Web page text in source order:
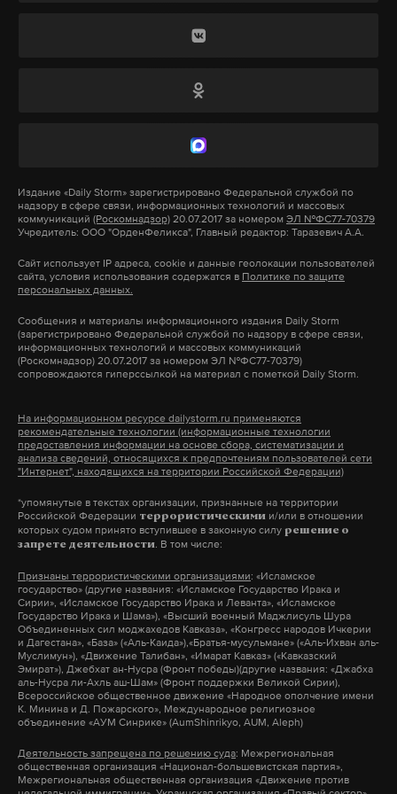
Подпишитесь на Daily Storm в
Telegram
Дзен VK
#санкт-петербург # мошенники #рф
Издание «Daily Storm» зарегистрировано Федеральной службой по
надзору в сфере связи, информационных технологий и массовых
коммуникаций (Роскомнадзор) 20.07.2017 за номером ЭЛ №ФС77-70379
Учредитель: ООО "ОрденФеликса", Главный редактор: Таразевич А.А.
Сайт использует IP адреса, cookie и данные геолокации пользователей
сайта, условия использования содержатся в Политике по защите
персональных данных.
Сообщения и материалы информационного издания Daily Storm
(зарегистрировано Федеральной службой по надзору в сфере связи,
информационных технологий и массовых коммуникаций
(Роскомнадзор) 20.07.2017 за номером ЭЛ №ФС77-70379)
сопровождаются гиперссылкой на материал с пометкой Daily Storm.
На информационном ресурсе dailystorm.ru применяются
рекомендательные технологии (информационные технологии
предоставления информации на основе сбора, систематизации и
анализа сведений, относящихся к предпочтениям пользователей сети
"Интернет", находящихся на территории Российской Федерации)
*упомянутые в текстах организации, признанные на территории
Российской Федерации террористическими и/или в отношении
которых судом принято вступившее в законную силу решение о
запрете деятельности. В том числе:
Признаны террористическими организациями: «Исламское
государство» (другие названия: «Исламское Государство Ирака и
Сирии», «Исламское Государство Ирака и Леванта», «Исламское
Государство Ирака и Шама»), «Высший военный Маджлисуль Шура
Объединенных сил моджахедов Кавказа», «Конгресс народов Ичкерии
и Дагестана», «База» («Аль-Каида»),«Братья-мусульмане» («Аль-Ихван аль-
Муслимун»), «Движение Талибан», «Имарат Кавказ» («Кавказский
Эмират»), Джебхат ан-Нусра (Фронт победы)(другие названия: «Джабха
аль-Нусра ли-Ахль аш-Шам» (Фронт поддержки Великой Сирии),
Всероссийское общественное движение «Народное ополчение имени
К. Минина и Д. Пожарского», Международное религиозное
объединение «АУМ Синрике» (AumShinrikyo, AUM, Aleph)
Деятельность запрещена по решению суда: Межрегиональная
общественная организация «Национал-большевистская партия»,
Межрегиональная общественная организация «Движение против